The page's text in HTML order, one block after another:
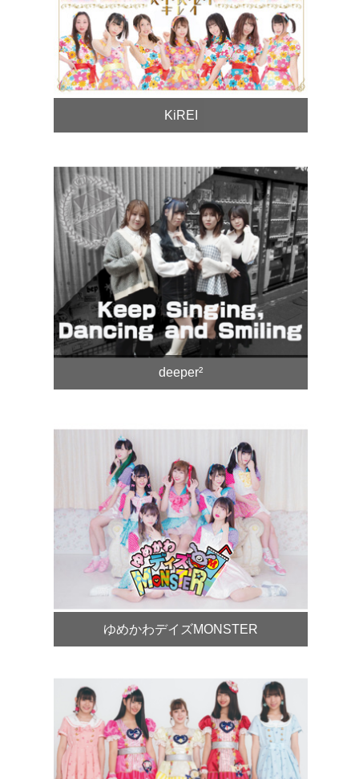
KiREI
deeper²
ゆめかわデイズMONSTER